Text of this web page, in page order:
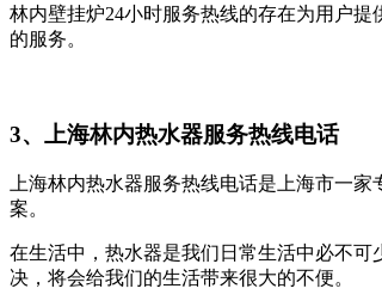
林内壁挂炉24小时服务热线的存在为用户
的服务。
3、上海林内热水器服务热线电话
上海林内热水器服务热线电话是上海市一
案。
在生活中，热水器是我们日常生活中必不
决，将会给我们的生活带来很大的不便。